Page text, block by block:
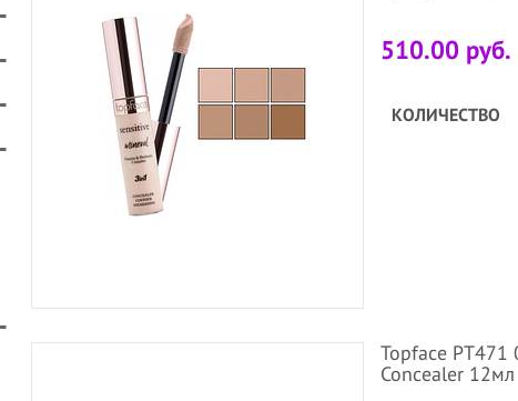
510.00 руб.
КОЛИЧЕСТВО
Topface
Concealer 12мл